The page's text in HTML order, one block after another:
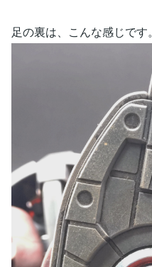
足の裏は、こんな感じです。